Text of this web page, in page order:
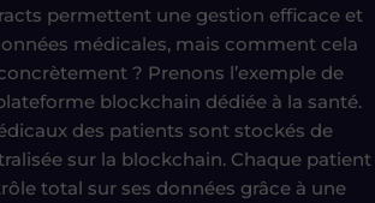
permettent une gestion efficace et
médicales, mais comment cela
? Prenons l’exemple de
blockchain dédiée à la santé.
des patients sont stockés de
sur la blockchain. Chaque patient
total sur ses données grâce à une